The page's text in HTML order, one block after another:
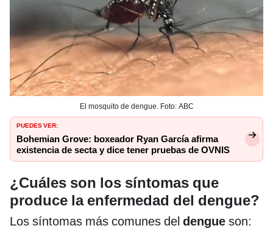
El mosquito de dengue. Foto: ABC
PUEDES VER:
Bohemian Grove: boxeador Ryan García afirma
existencia de secta y dice tener pruebas de OVNIS
¿Cuáles son los síntomas que
produce la enfermedad del dengue?
Los síntomas más comunes del dengue son: